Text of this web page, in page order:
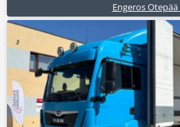
Engeros Otepää